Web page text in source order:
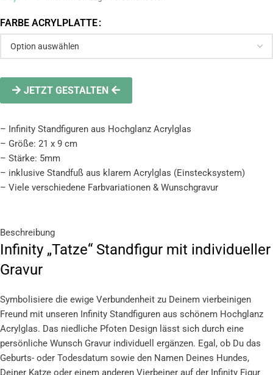
FARBE ACRYLPLATTE
JETZT GESTALTEN
– Infinity Standfiguren aus Hochglanz Acrylglas
– Größe: 21 x 9 cm
– Stärke: 5mm
– inklusive Standfuß aus klarem Acrylglas (Einstecksystem)
– Viele verschiedene Farbvariationen & Wunschgravur
Beschreibung
Infinity „Tatze“ Standfigur mit individueller
Gravur
Symbolisiere die ewige Verbundenheit zu Deinem vierbeinigen
Freund mit unseren Infinity Standfiguren aus schönem Hochglanz
Acrylglas. Das niedliche Pfoten Design lässt sich durch eine
persönliche Wunsch Gravur individuell ergänzen. Egal, ob Du das
Geburts- oder Todesdatum sowie den Namen Deines Hundes,
Deiner Katze oder einem anderen Vierbeiner auf der Infinity Figur